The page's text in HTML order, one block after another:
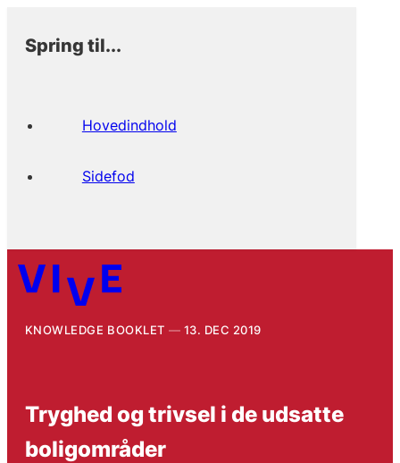
Spring til...
Hovedindhold
Sidefod
KNOWLEDGE BOOKLET 13. DEC 2019
Tryghed og trivsel i de udsatte
boligområder